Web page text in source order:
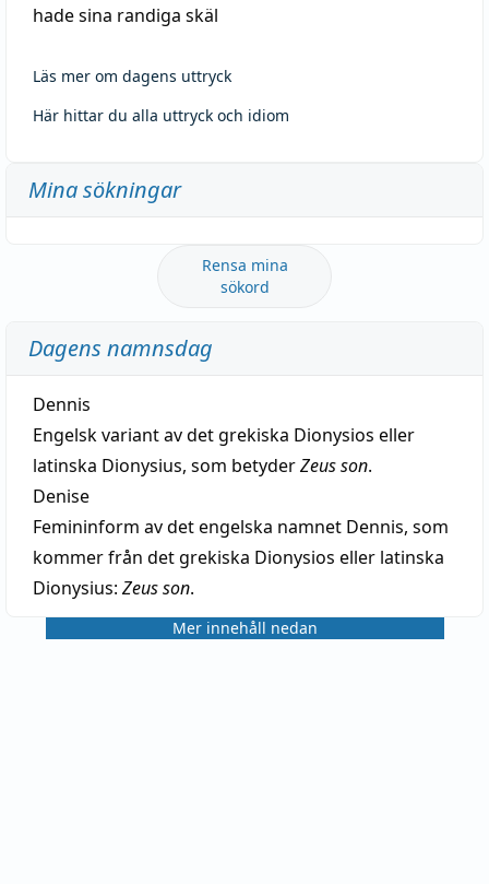
hade sina randiga skäl
Läs mer om dagens uttryck
Här hittar du alla uttryck och idiom
Mina sökningar
Rensa mina
sökord
Dagens namnsdag
Dennis
Engelsk variant av det grekiska Dionysios eller
latinska Dionysius, som betyderZeus son.
Denise
Femininform av det engelska namnet Dennis, som
kommer från det grekiska Dionysios eller latinska
Dionysius: Zeus son.
Mer innehåll nedan